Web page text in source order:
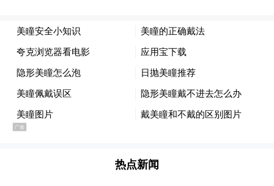
算每天护理得再好，难免还是会有洗不干净
的蛋白质沉淀；抛弃型镜片虽然使用的周期
短，但是在这短短的周期内，它却能在几乎
每一天给你带来最好的体验。
还有一个重点的方面就是月花费，往往是抛
费一定是最高的，两周抛其次，月抛再往
热点新闻